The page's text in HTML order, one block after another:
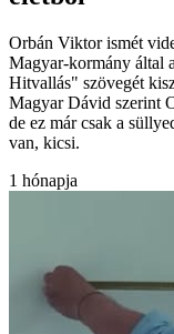
Orbán Viktor ismét
Magyar-kormány által
Hitvallás" szövegét
Magyar Dávid szerint
de ez már csak a
van, kicsi.
1 hónapja